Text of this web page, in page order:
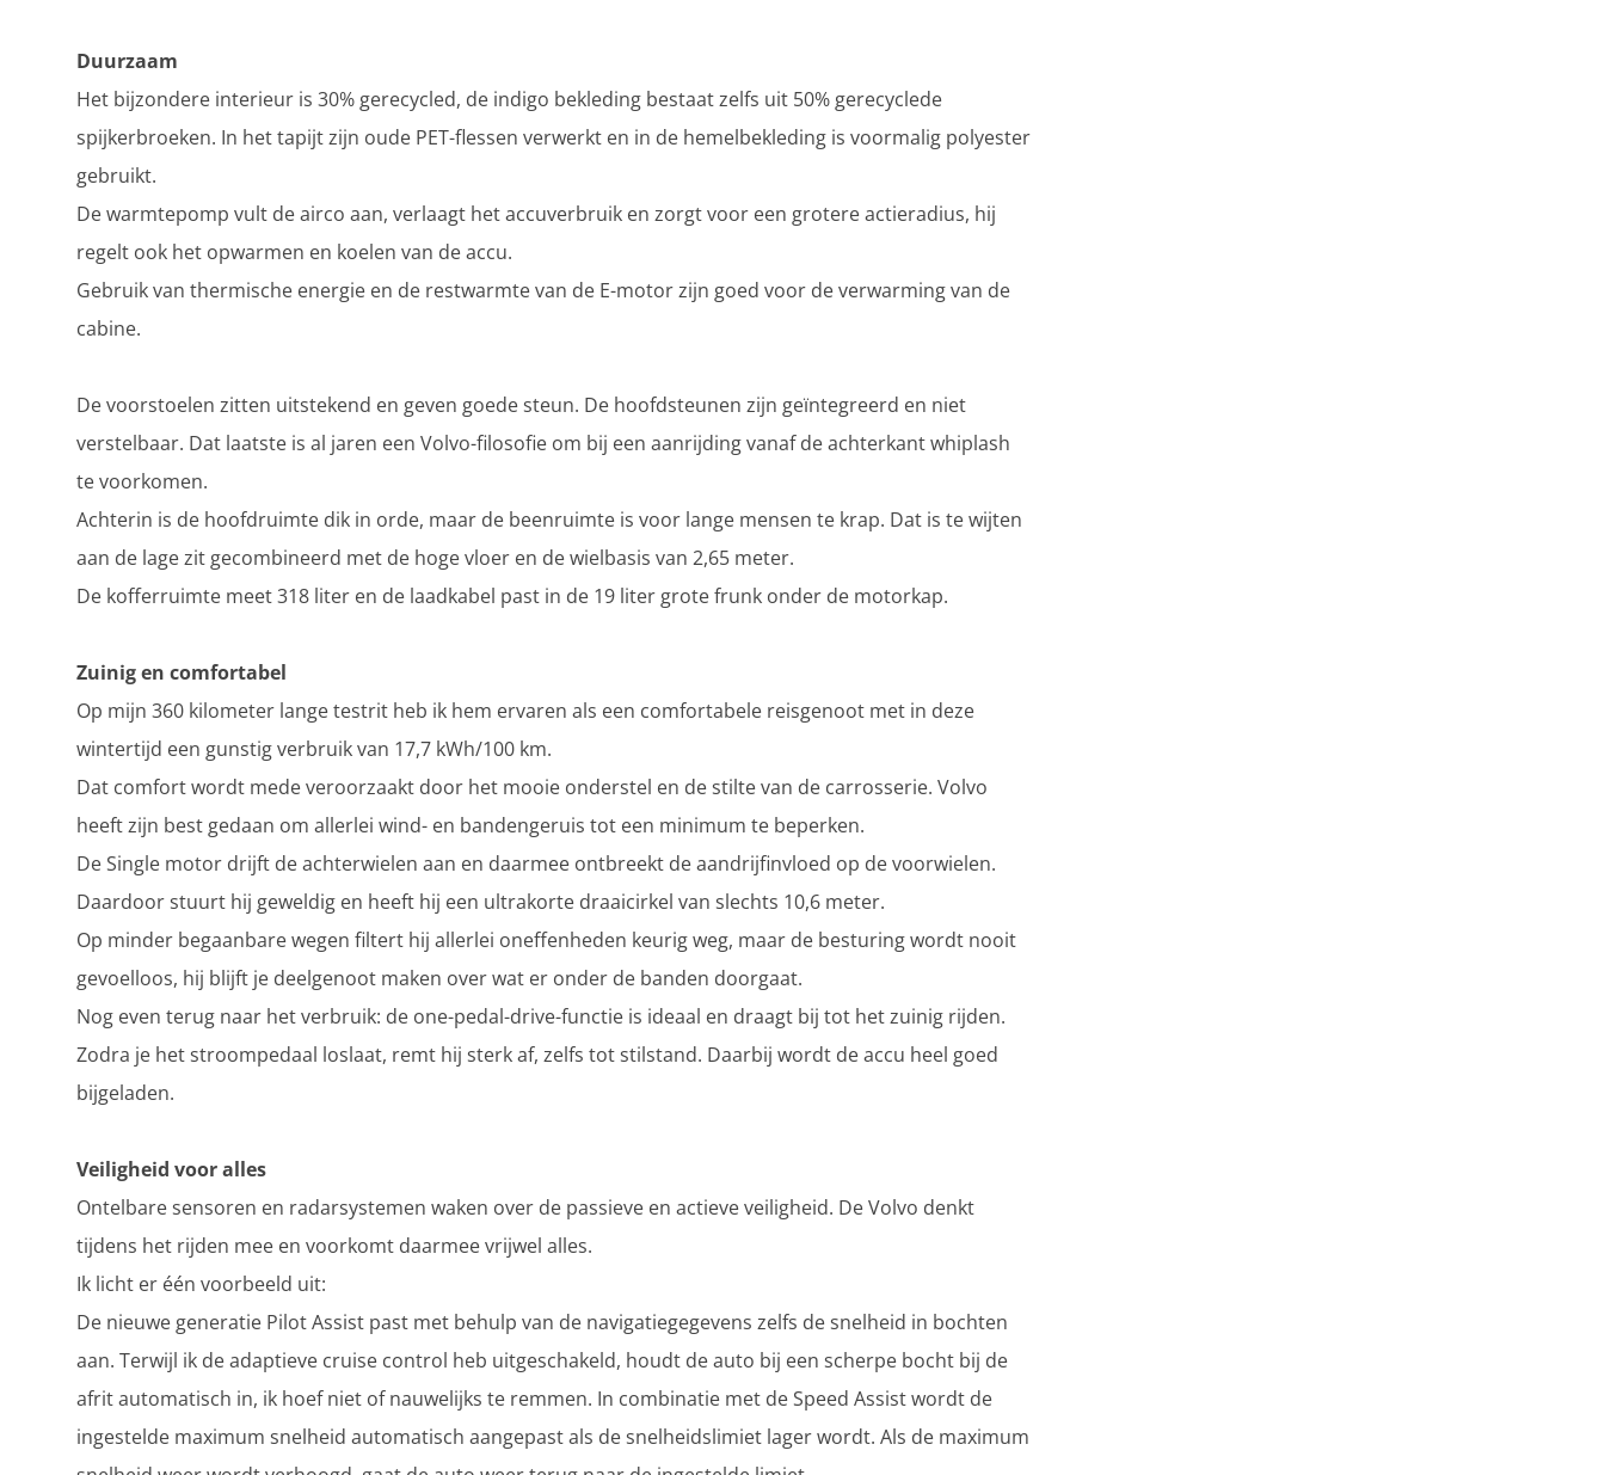
Duurzaam
Het bijzondere interieur is 30% gerecycled, de indigo bekleding bestaat zelfs uit 50% gerecyclede
spijkerbroeken. In het tapijt zijn oude PET-flessen verwerkt en in de hemelbekleding is voormalig polyester
gebruikt.
De warmtepomp vult de airco aan, verlaagt het accuverbruik en zorgt voor een grotere actieradius, hij
regelt ook het opwarmen en koelen van de accu.
Gebruik van thermische energie en de restwarmte van de E-motor zijn goed voor de verwarming van de
cabine.
De voorstoelen zitten uitstekend en geven goede steun. De hoofdsteunen zijn geïntegreerd en niet
verstelbaar. Dat laatste is al jaren een Volvo-filosofie om bij een aanrijding vanaf de achterkant whiplash
te voorkomen.
Achterin is de hoofdruimte dik in orde, maar de beenruimte is voor lange mensen te krap. Dat is te wijten
aan de lage zit gecombineerd met de hoge vloer en de wielbasis van 2,65 meter.
De kofferruimte meet 318 liter en de laadkabel past in de 19 liter grote frunk onder de motorkap.
Zuinig en comfortabel
Op mijn 360 kilometer lange testrit heb ik hem ervaren als een comfortabele reisgenoot met in deze
wintertijd een gunstig verbruik van 17,7 kWh/100 km.
Dat comfort wordt mede veroorzaakt door het mooie onderstel en de stilte van de carrosserie. Volvo
heeft zijn best gedaan om allerlei wind- en bandengeruis tot een minimum te beperken.
De Single motor drijft de achterwielen aan en daarmee ontbreekt de aandrijfinvloed op de voorwielen.
Daardoor stuurt hij geweldig en heeft hij een ultrakorte draaicirkel van slechts 10,6 meter.
Op minder begaanbare wegen filtert hij allerlei oneffenheden keurig weg, maar de besturing wordt nooit
gevoelloos, hij blijft je deelgenoot maken over wat er onder de banden doorgaat.
Nog even terug naar het verbruik: de one-pedal-drive-functie is ideaal en draagt bij tot het zuinig rijden.
Zodra je het stroompedaal loslaat, remt hij sterk af, zelfs tot stilstand. Daarbij wordt de accu heel goed
bijgeladen.
Veiligheid voor alles
Ontelbare sensoren en radarsystemen waken over de passieve en actieve veiligheid. De Volvo denkt
tijdens het rijden mee en voorkomt daarmee vrijwel alles.
Ik licht er één voorbeeld uit:
De nieuwe generatie Pilot Assist past met behulp van de navigatiegegevens zelfs de snelheid in bochten
aan. Terwijl ik de adaptieve cruise control heb uitgeschakeld, houdt de auto bij een scherpe bocht bij de
afrit automatisch in, ik hoef niet of nauwelijks te remmen. In combinatie met de Speed Assist wordt de
ingestelde maximum snelheid automatisch aangepast als de snelheidslimiet lager wordt. Als de maximum